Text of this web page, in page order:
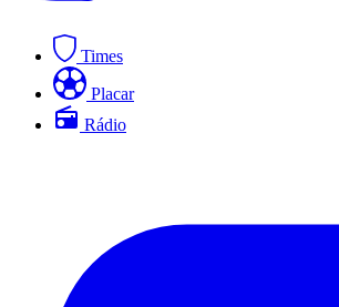
Times
Placar
Rádio